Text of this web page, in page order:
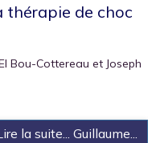
thérapie de choc
Bou-Cottereau et Joseph
la suite... Guillaume...